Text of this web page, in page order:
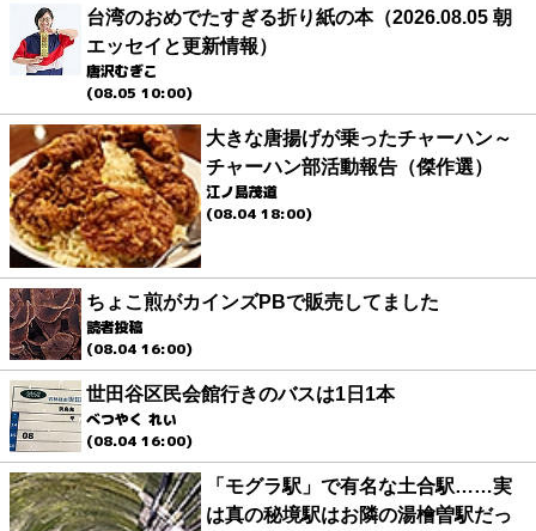
台湾のおめでたすぎる折り紙の本（2026.08.05 朝
エッセイと更新情報）
唐沢むぎこ
(08.05 10:00)
大きな唐揚げが乗ったチャーハン～
チャーハン部活動報告（傑作選）
江ノ島茂道
(08.04 18:00)
ちょこ煎がカインズPBで販売してました
読者投稿
(08.04 16:00)
世田谷区民会館行きのバスは1日1本
べつやく れい
(08.04 16:00)
「モグラ駅」で有名な土合駅……実
は真の秘境駅はお隣の湯檜曽駅だっ